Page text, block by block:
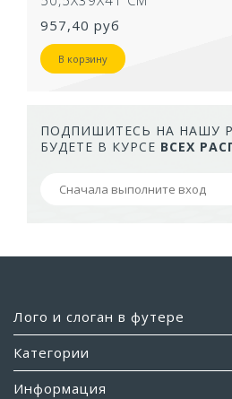
957,40 руб
В корзину
ПОДПИШИТЕСЬ НА НАШУ
БУДЕТЕ В КУРСЕ ВСЕХ
Лого и слоган в футере
Категории
Информация